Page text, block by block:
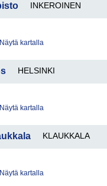
INKEROINEN
Näytä kartalla
HELSINKI
Näytä kartalla
KLAUKKALA
Näytä kartalla